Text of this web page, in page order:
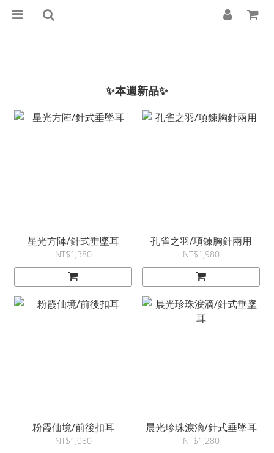
✨本週新品✨
星光方陣/針式垂墜耳
NT$1,380
孔雀之羽/項鍊胸針兩用
NT$1,980
粉霞仙境/前後扣耳
NT$1,080
晨光珍珠淚滴/針式垂墜耳
NT$1,280